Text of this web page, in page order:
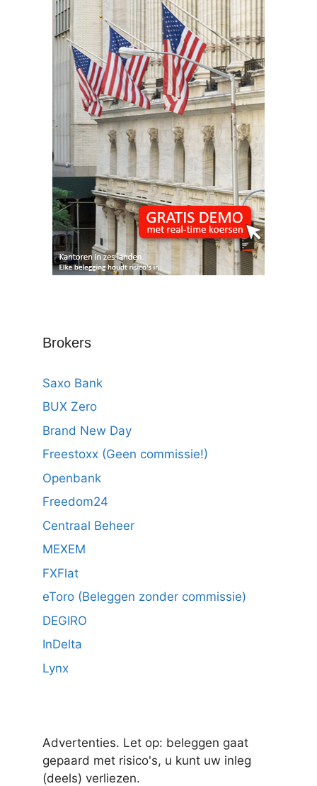
Brokers
Saxo Bank
BUX Zero
Brand New Day
Freestoxx (Geen commissie!)
Openbank
Freedom24
Centraal Beheer
MEXEM
FXFlat
eToro (Beleggen zonder commissie)
DEGIRO
InDelta
Lynx
Advertenties. Let op: beleggen gaat
gepaard met risico's, u kunt uw inleg
(deels) verliezen.